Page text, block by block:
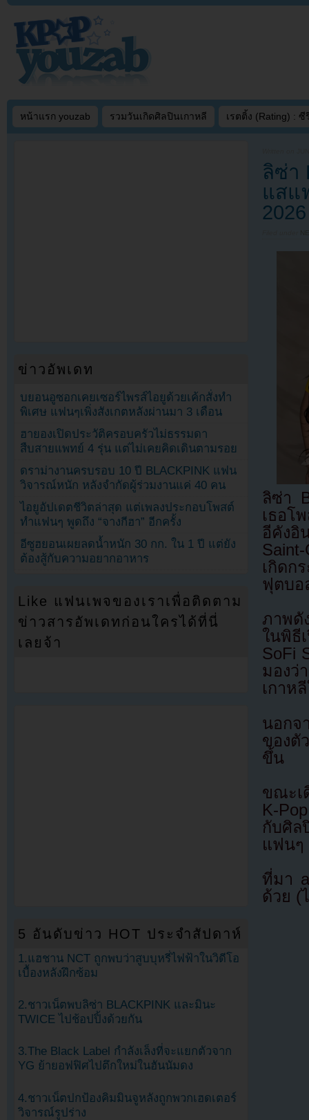
หน้าแรก youzab รวมวันเกิดศิลปินเกาหลี เรตติ้ง (Rating) : ซี
ลิซ่า
แสแ
2026
ลิซ่า
เธอโ
อีคัง
เกิด
ฟุตบอ
ภาพดั
ในพิธี
SoFi
มองว่
เกาห
นอกจ
ของตั
ขึ้น
ขณะเ
K-
กับศิล
แฟนๆ
ที่มา
ด้วย (
ข่าวอัพเดท
บยอนอูซอกเคยเซอร์ไพรส์ไอยูด้วยเค้กสั่งทำ
พิเศษ แฟนๆเพิ่งสังเกตหลังผ่านมา 3 เดือน
ฮายองเปิดประวัติครอบครัวไม่ธรรมดา
สืบสายแพทย์ 4 รุ่น แต่ไม่เคยคิดเดินตามรอย
ดราม่างานครบรอบ 10 ปี BLACKPINK แฟน
วิจารณ์หนัก หลังจำกัดผู้ร่วมงานแค่ 40 คน
ไอยูอัปเดตชีวิตล่าสุด แต่เพลงประกอบโพสต์
ทำแฟนๆ พูดถึง “จางกีฮา” อีกครั้ง
อีซูฮยอนเผยลดน้ำหนัก 30 กก. ใน 1 ปี แต่ยัง
ต้องสู้กับความอยากอาหาร
Like แฟนเพจของเราเพื่อติดตาม
ข่าวสารอัพเดทก่อนใครได้ที่นี่
เลยจ้า
5 อันดับข่าว HOT ประจำสัปดาห์
1.แฮชาน NCT ถูกพบว่าสูบบุหรี่ไฟฟ้าในวิดีโอ
เบื้องหลังฝึกซ้อม
2.ชาวเน็ตพบลิซ่า BLACKPINK และมินะ
TWICE ไปช้อปปิ้งด้วยกัน
3.The Black Label กำลังเล็งที่จะแยกตัวจาก
YG ย้ายอฟฟิศไปตึกใหม่ในฮันนัมดง
4.ชาวเน็ตปกป้องคิมมินจูหลังถูกพวกเฮดเตอร์
วิจารณ์รูปร่าง